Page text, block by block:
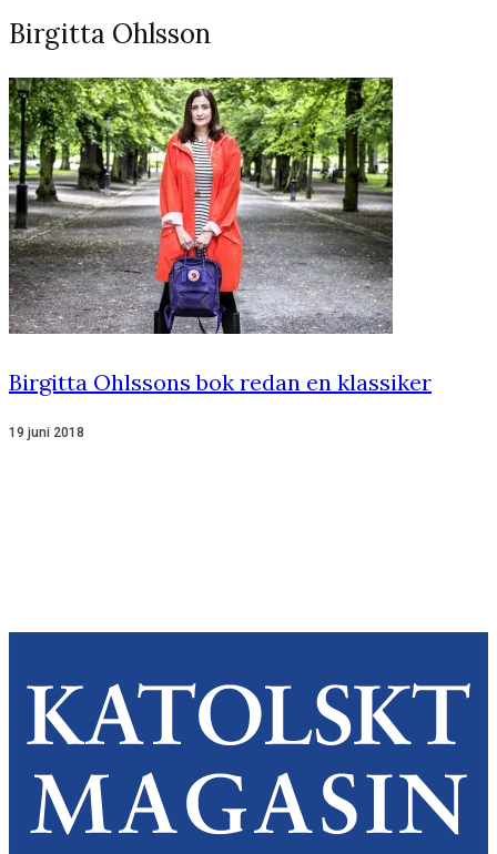
Birgitta Ohlsson
Birgitta Ohlssons bok redan en klassiker
19 juni 2018